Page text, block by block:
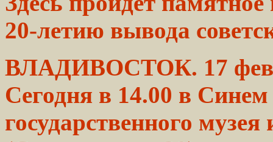
20-летию вывода
ВЛАДИВОСТОК. 17
Сегодня в 14.00 в Синем
государственного музея